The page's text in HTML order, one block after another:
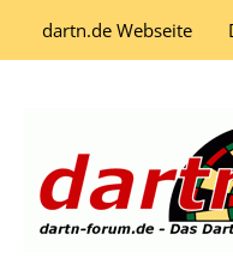
dartn.de Webseite